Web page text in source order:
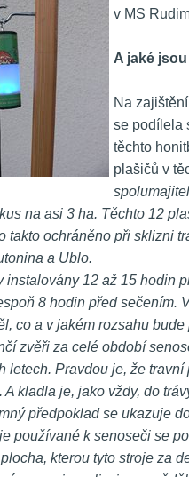
v MS
A jaké
Na
e podílela
těchto
plašičů v
polumajitel
na asi 3 ha. Těchto 12
takto ochráněno při sklizni
a Ublo.
instalovány 12 až 15 hodin
8 hodin před sečením.
co a v jakém rozsahu bude
zvěři za celé období
letech. Pravdou je, že
A kladla je, jako vždy, do
předpoklad se ukazuje
používané k senoseči se
kterou tyto stroje za